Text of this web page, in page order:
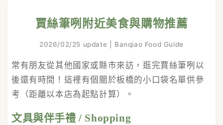
賈絲筆咧附近美食與購物推薦
2026/02/25 update | Banqiao Food Guide
常有朋友從其他國家或縣市來訪，逛完賈絲筆咧以
後還有時間！這裡有個關於板橋的小口袋名單供參
考（距離以本店為起點計算）。
文具與伴手禮 / Shopping